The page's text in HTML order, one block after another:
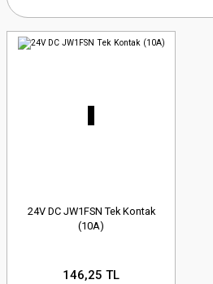
24V DC JW1FSN Tek Kontak
(10A)
146,25 TL